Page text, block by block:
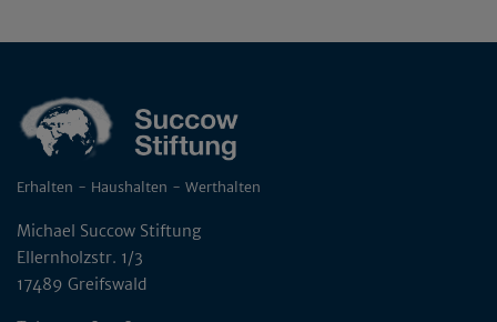
Erhalten - Haushalten - Werthalten
Michael Succow Stiftung
Ellernholzstr. 1/3
17489 Greifswald